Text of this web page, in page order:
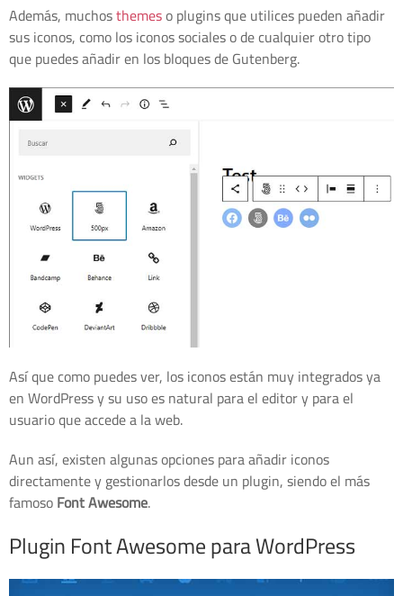
Además, muchosthemeso plugins que utilices pueden añadir
sus iconos, como los iconos sociales o de cualquier otro tipo
que puedes añadir en los bloques de Gutenberg.
Así que como puedes ver, los iconos están muy integrados ya
en WordPress y su uso es natural para el editor y para el
usuario que accede a la web.
Aun así, existen algunas opciones para añadir iconos
directamente y gestionarlos desde un plugin, siendo el más
famosoFont Awesome.
Plugin Font Awesome para WordPress